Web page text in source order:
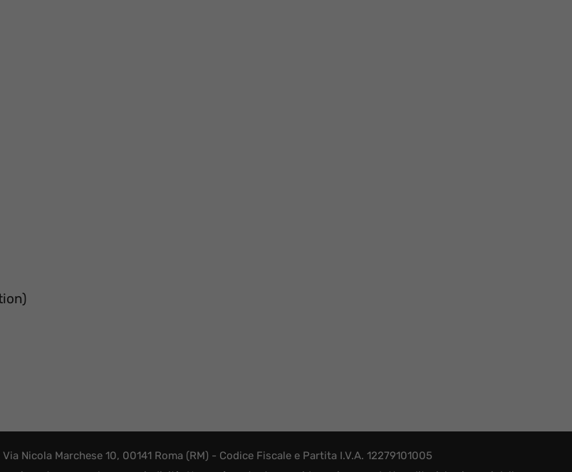
Nicola Marchese 10, 00141 Roma (RM) - Codice Fiscale e Partita I.V.A. 12279101005